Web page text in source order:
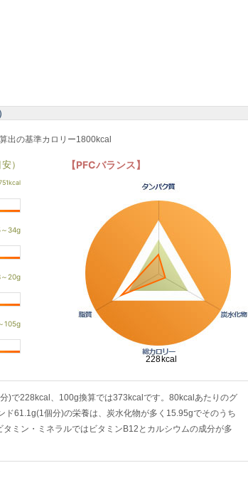
出の基準カロリー1800kcal
）
【PFCバランス】
)で228kcal、100g換算では373kcalです。80kcalあたりのグ
61.1g(1個分)の栄養は、炭水化物が多く15.95gでそのうち
ミン・ミネラルではビタミンB12とカルシウムの成分が多